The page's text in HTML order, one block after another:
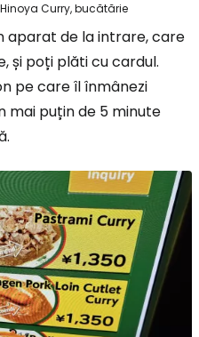
Hinoya Curry, bucătărie
aparat de la intrare, care
și poți plăti cu cardul.
pe care îl înmânezi
mai puțin de 5 minute